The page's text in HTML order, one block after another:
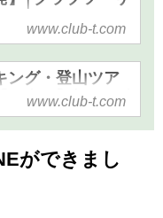
適な添乗員付きプ
意。ツアーの検索・
。
アー・ウォーキン
行ならクラブツー
の絶景と自然を満
歩くハイキングツア
文化を歩いて学ぶ
ーキングツアーな
の気軽に歩く旅を
www.club-t.com
ング・登山ツア
関東発】│クラブ
アー特集！安心で
www.club-t.com
ができまし